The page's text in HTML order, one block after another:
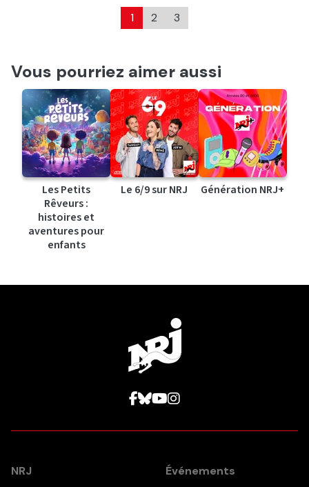
1 2 3
Vous pourriez aimer aussi
Les Petits
Rêveurs :
histoires et
aventures pour
enfants
Le 6/9 sur NRJ Génération NRJ+
NRJ Événements